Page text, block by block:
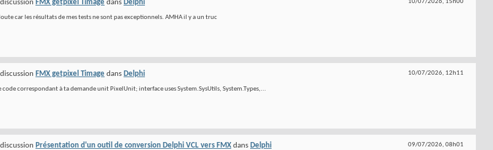
10/07/2026, 15h00
FMX getpixel Timage dans Delphi
car les résultats de mes tests ne sont pas exceptionnels. AMHA il y a un truc
10/07/2026, 12h11
FMX getpixel Timage dans Delphi
code correspondant à ta demande unit PixelUnit; interface uses System.SysUtils, System.Types,...
09/07/2026, 08h01
Présentation d'un outil de conversion Delphi VCL vers FMX dans Delphi